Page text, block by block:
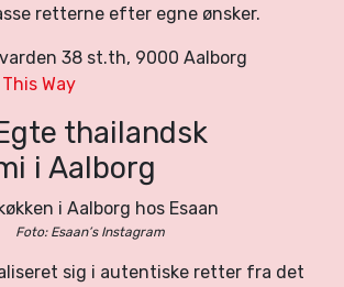
retterne efter egne ønsker.
38 st.th, 9000 Aalborg
This Way
thailandsk
i Aalborg
Foto: Esaan’s Instagram
sig i autentiske retter fra det